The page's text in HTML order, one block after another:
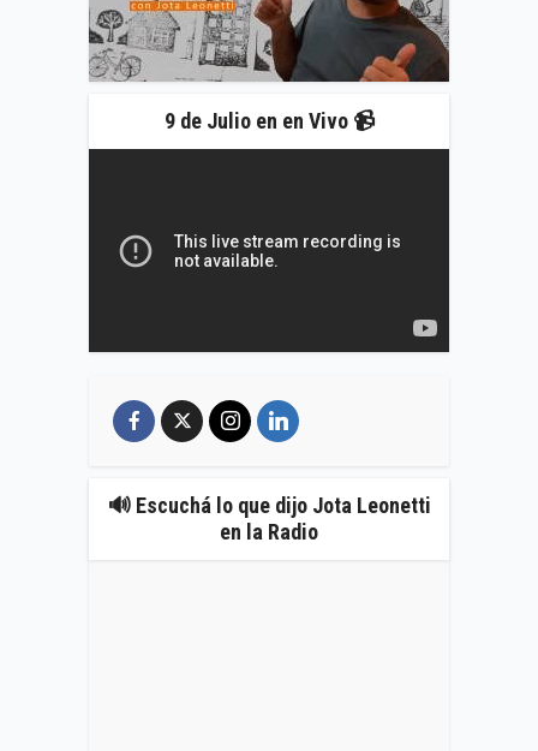
9 de Julio en en Vivo 📹
🔊 Escuchá lo que dijo Jota Leonetti
en la Radio